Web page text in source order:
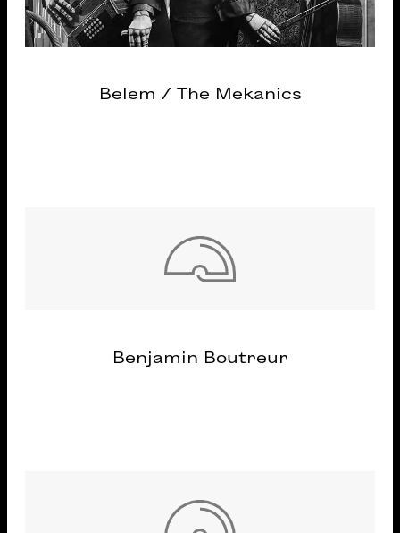
Belem / The Mekanics
Benjamin Boutreur